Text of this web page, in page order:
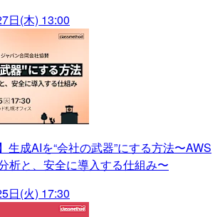
日(木) 13:00
生成AIを“会社の武器”にする方法〜AWS
析と、安全に導入する仕組み〜
日(火) 17:30